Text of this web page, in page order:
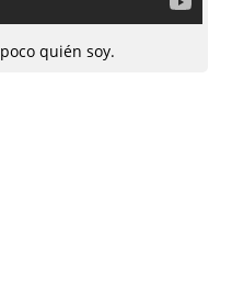
quién soy.